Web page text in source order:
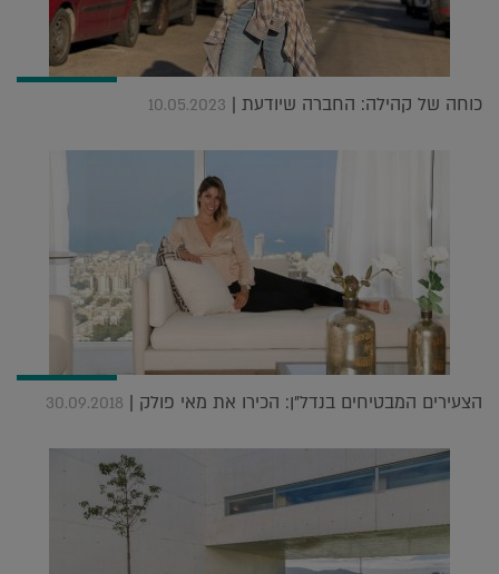
כוחה של קהילה: החברה שיודעת | 10.05.2023
הצעירים המבטיחים בנדל"ן: הכירו את מאי פולק | 30.09.2018